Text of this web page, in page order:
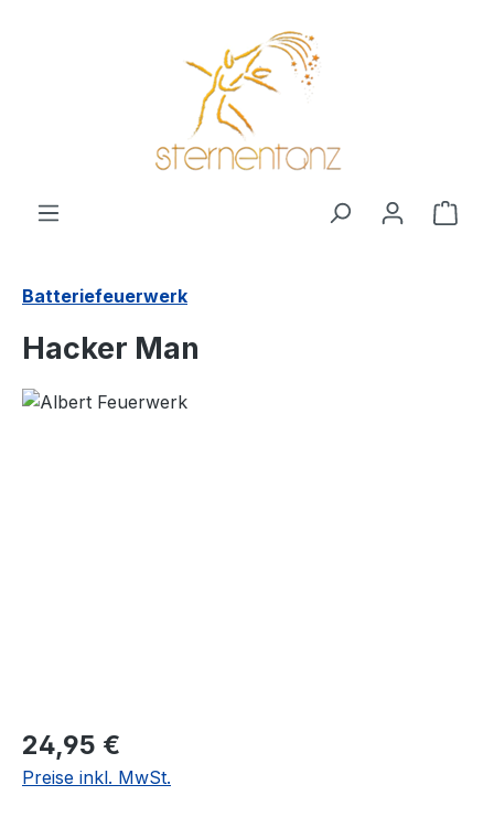
Batteriefeuerwerk
Hacker Man
24,95 €
Preise inkl. MwSt.